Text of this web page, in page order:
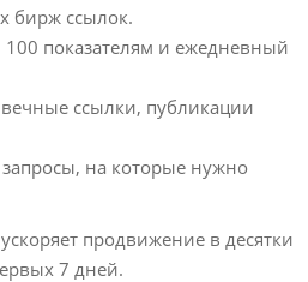
бирж ссылок.
100 показателям и ежедневный
ссылки, публикации
на которые нужно
продвижение в десятки
7 дней.